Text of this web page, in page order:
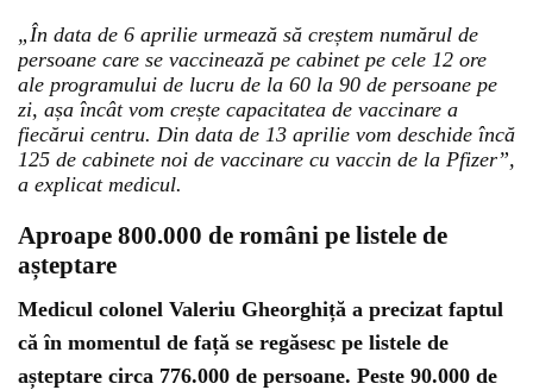
„În data de 6 aprilie urmează să creștem numărul de
persoane care se vaccinează pe cabinet pe cele 12 ore
ale programului de lucru de la 60 la 90 de persoane pe
zi, așa încât vom crește capacitatea de vaccinare a
fiecărui centru. Din data de 13 aprilie vom deschide încă
125 de cabinete noi de vaccinare cu vaccin de la Pfizer”,
a explicat medicul.
Aproape 800.000 de români pe listele de
așteptare
Medicul colonel Valeriu Gheorghiță a precizat faptul
că în momentul de față se regăsesc pe listele de
așteptare circa 776.000 de persoane. Peste 90.000 de